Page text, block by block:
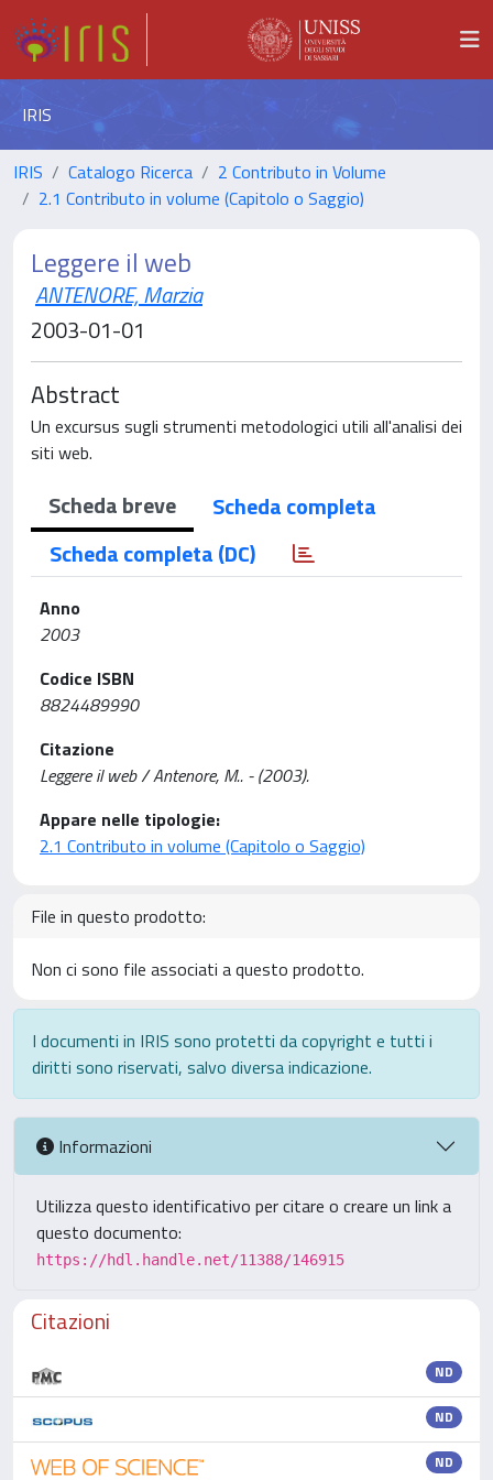
IRIS
IRIS Catalogo Ricerca
2 Contributo in Volume
2.1 Contributo in volume (Capitolo o Saggio)
Leggere il web
ANTENORE, Marzia
2003-01-01
Abstract
Un excursus sugli strumenti metodologici utili all'analisi dei
siti web.
Scheda breve
Scheda completa
Scheda completa (DC)
Anno
2003
Codice ISBN
8824489990
Citazione
Leggere il web / Antenore, M.. - (2003).
Appare nelle tipologie:
2.1 Contributo in volume (Capitolo o Saggio)
File in questo prodotto:
Non ci sono file associati a questo prodotto.
I documenti in IRIS sono protetti da copyright e tutti i
diritti sono riservati, salvo diversa indicazione.
Informazioni
Utilizza questo identificativo per citare o creare un link a
questo documento:
https://hdl.handle.net/11388/146915
Citazioni
ND
ND
ND